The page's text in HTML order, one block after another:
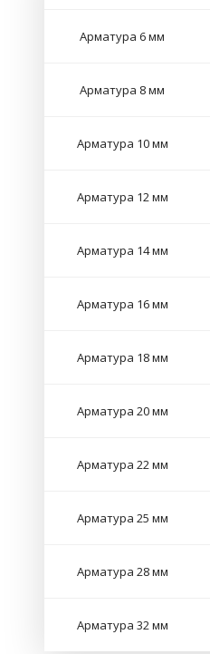
Арматура 6 мм
Арматура 8 мм
Арматура 10 мм
Арматура 12 мм
Арматура 14 мм
Арматура 16 мм
Арматура 18 мм
Арматура 20 мм
Арматура 22 мм
Арматура 25 мм
Арматура 28 мм
Арматура 32 мм